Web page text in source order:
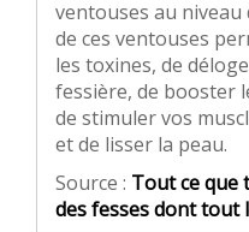
ventouses au niveau
de ces ventouses
les toxines, de
fessière, de booster
de stimuler vos
et de lisser la peau.
Source : Tout ce que
des fesses dont tout